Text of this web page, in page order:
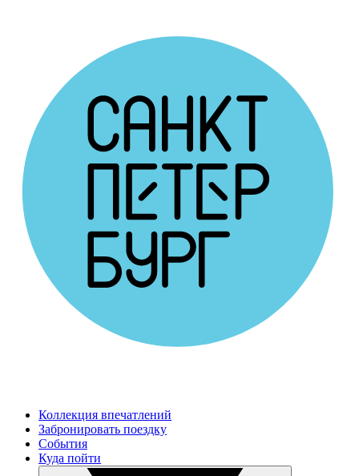
Коллекция впечатлений
Забронировать поездку
События
Куда пойти